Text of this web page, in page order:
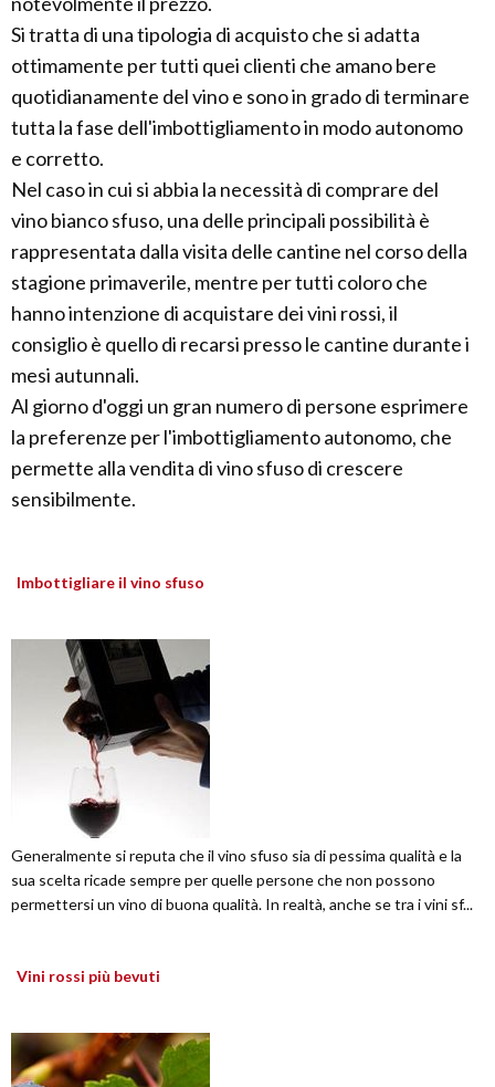
Si tratta di una tipologia di acquisto che si adatta
ottimamente per tutti quei clienti che amano bere
quotidianamente del vino e sono in grado di terminare
tutta la fase dell'imbottigliamento in modo autonomo
e corretto.
Nel caso in cui si abbia la necessità di comprare del
vino bianco sfuso, una delle principali possibilità è
rappresentata dalla visita delle cantine nel corso della
stagione primaverile, mentre per tutti coloro che
hanno intenzione di acquistare dei vini rossi, il
consiglio è quello di recarsi presso le cantine durante i
mesi autunnali.
Al giorno d'oggi un gran numero di persone esprimere
la preferenze per l'imbottigliamento autonomo, che
permette alla vendita di vino sfuso di crescere
sensibilmente.
Imbottigliare il vino sfuso
Generalmente si reputa che il vino sfuso sia di pessima qualità e la
sua scelta ricade sempre per quelle persone che non possono
permettersi un vino di buona qualità. In realtà, anche se tra i vini sf...
Vini rossi più bevuti